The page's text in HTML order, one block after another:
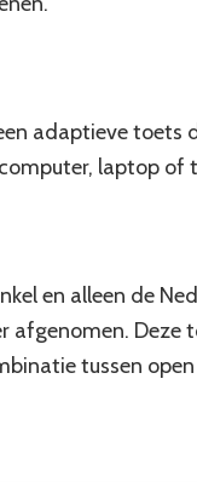
adaptieve toets
laptop of
en alleen de
afgenomen. Deze
tussen